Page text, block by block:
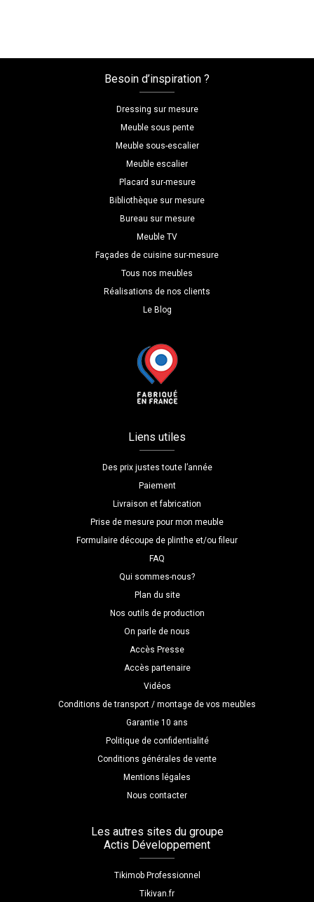
Besoin d’inspiration ?
Dressing sur mesure
Meuble sous pente
Meuble sous-escalier
Meuble escalier
Placard sur-mesure
Bibliothèque sur mesure
Bureau sur mesure
Meuble TV
Façades de cuisine sur-mesure
Tous nos meubles
Réalisations de nos clients
Le Blog
Liens utiles
Des prix justes toute l’année
Paiement
Livraison et fabrication
Prise de mesure pour mon meuble
Formulaire découpe de plinthe et/ou fileur
FAQ
Qui sommes-nous?
Plan du site
Nos outils de production
On parle de nous
Accès Presse
Accès partenaire
Vidéos
Conditions de transport / montage de vos meubles
Garantie 10 ans
Politique de confidentialité
Conditions générales de vente
Mentions légales
Nous contacter
Les autres sites du groupe
Actis Développement
Tikimob Professionnel
Tikivan.fr